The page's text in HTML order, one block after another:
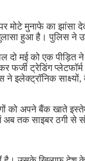
पर मोटे मुनाफे का
हुआ है। पुलिस ने
दो मई को एक
फर्जी ट्रेडिंग
ने इलेक्ट्रॉनिक
को अपने बैंक खाते
तक साइबर ठगी से